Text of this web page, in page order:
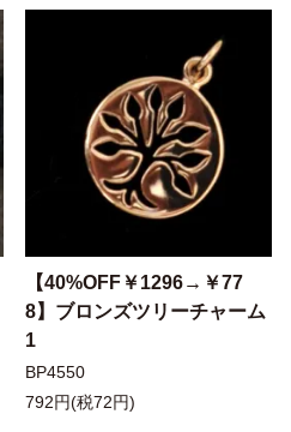
【40%OFF￥1296→￥77
8】ブロンズツリーチャーム
1
BP4550
792円(税72円)